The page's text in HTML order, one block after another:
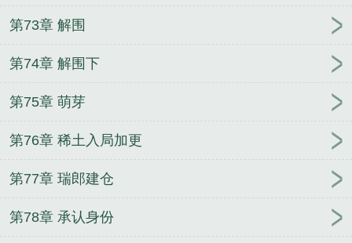
第73章 解围
第74章 解围下
第75章 萌芽
第76章 稀土入局加更
第77章 瑞郎建仓
第78章 承认身份